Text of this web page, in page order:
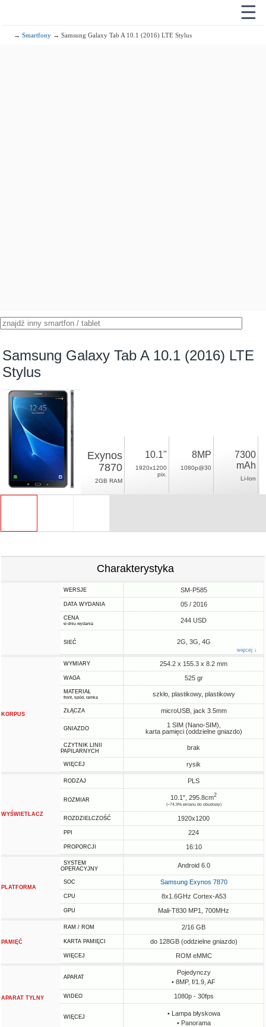
☰
→Smartfony → Samsung Galaxy Tab A 10.1 (2016) LTE Stylus
Samsung Galaxy Tab A 10.1 (2016) LTE
Stylus
Exynos
7870
2GB RAM
10.1"
1920x1200
pix.
8MP
1080p@30
7300
mAh
Li-Ion
Charakterystyka
WERSJE SM-P585
DATA WYDANIA 05 / 2016
CENA
w dniu wydania 244 USD
SIEĆ 2G, 3G, 4G
więcej ↓
KORPUS
WYMIARY 254.2 x 155.3 x 8.2 mm
WAGA 525 gr
MATERIAŁ
front, spód, ramka szkło, plastikowy, plastikowy
ZŁĄCZA microUSB, jack 3.5mm
GNIAZDO
1 SIM (Nano-SIM),
karta pamięci (oddzielne gniazdo)
CZYTNIK LINII
PAPILARNYCH
brak
WIĘCEJ rysik
WYŚWIETLACZ
RODZAJ PLS
ROZMIAR 10.1", 295.8cm2
(~74.9% ekranu do obudowy)
ROZDZIELCZOŚĆ 1920x1200
PPI 224
PROPORCJI 16:10
PLATFORMA
SYSTEM
OPERACYJNY
Android 6.0
SOC Samsung Exynos 7870
CPU 8x1.6GHz Cortex-A53
GPU Mali-T830 MP1, 700MHz
PAMIĘĆ
RAM / ROM 2/16 GB
KARTA PAMIĘCI do 128GB (oddzielne gniazdo)
WIĘCEJ ROM eMMC
APARAT TYLNY
APARAT
Pojedynczy
• 8MP, f/1.9, AF
WIDEO 1080p - 30fps
WIĘCEJ
• Lampa błyskowa
• Panorama